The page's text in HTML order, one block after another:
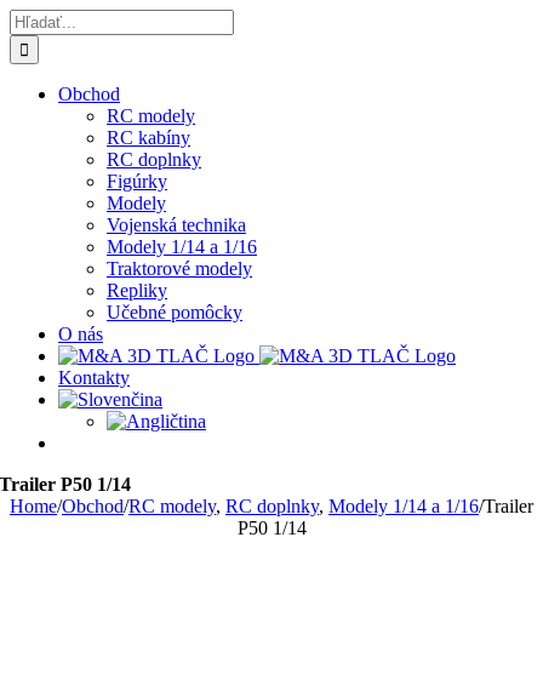
Skip
to
content
Hľadať:
Obchod
RC modely
RC kabíny
RC doplnky
Figúrky
Modely
Vojenská technika
Modely 1/14 a 1/16
Traktorové modely
Repliky
Učebné pomôcky
O nás
Kontakty
Trailer P50 1/14
Home/Obchod/RC modely, RC doplnky, Modely 1/14 a 1/16/Trailer
P50 1/14